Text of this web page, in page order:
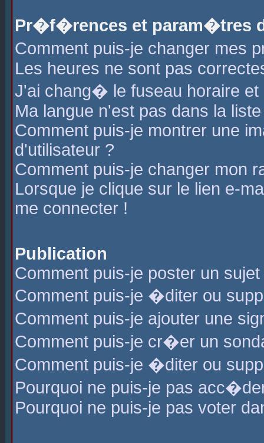
Pr�f�rences et param�tres
Comment puis-je changer mes
Les heures ne sont pas
J'ai chang� le fuseau horaire
Ma langue n'est pas dans la
Comment puis-je montrer une
d'utilisateur ?
Comment puis-je changer mon
Lorsque je clique sur le lien e-
me connecter !
Publication
Comment puis-je poster un
Comment puis-je �diter ou
Comment puis-je ajouter une
Comment puis-je cr�er un
Comment puis-je �diter ou
Pourquoi ne puis-je pas
Pourquoi ne puis-je pas voter